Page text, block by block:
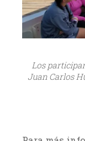
Los
Juan Carlos